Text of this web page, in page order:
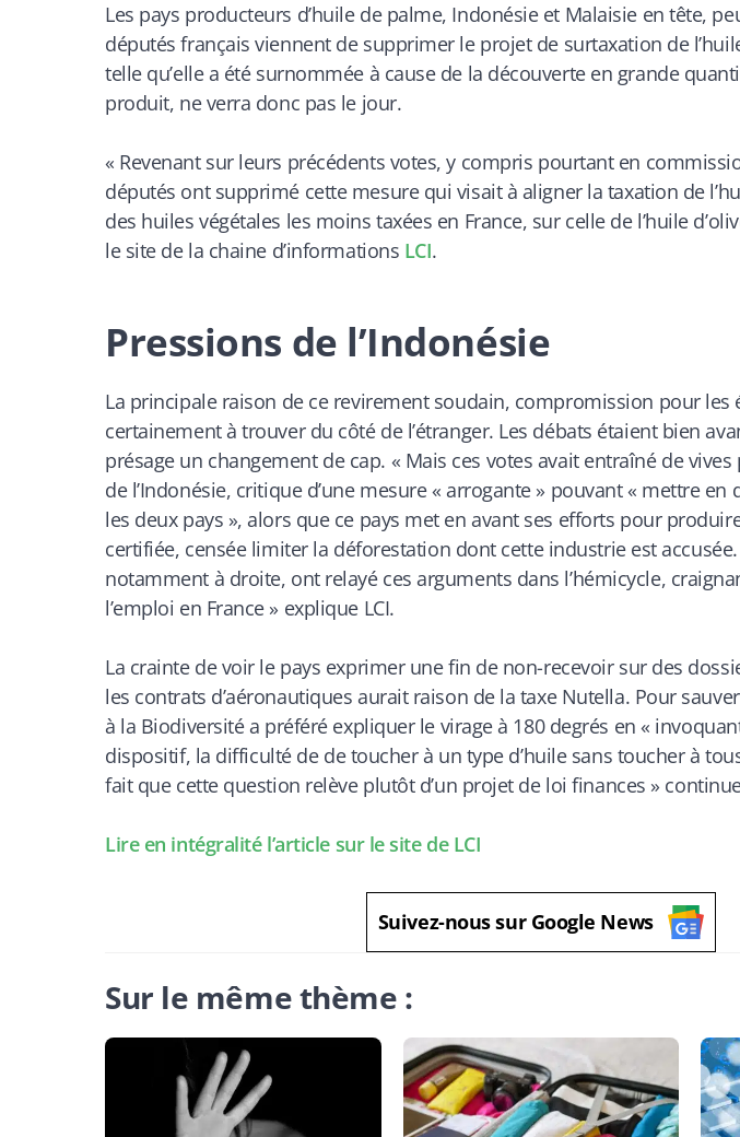
Les pays producteurs d’huile de palme, Indonésie et Malaisie en tête,
députés français viennent de supprimer le projet de surtaxation de
telle qu’elle a été surnommée à cause de la découverte en grande
produit, ne verra donc pas le jour.
« Revenant sur leurs précédents votes, y compris pourtant en
députés ont supprimé cette mesure qui visait à aligner la taxation de
des huiles végétales les moins taxées en France, sur celle de l’huile
le site de la chaine d’informations LCI.
Pressions de l’Indonésie
La principale raison de ce revirement soudain, compromission pour les
certainement à trouver du côté de l’étranger. Les débats étaient bien
présage un changement de cap. « Mais ces votes avait entraîné de
de l’Indonésie, critique d’une mesure « arrogante » pouvant « mettre
les deux pays », alors que ce pays met en avant ses efforts pour
certifiée, censée limiter la déforestation dont cette industrie est
notamment à droite, ont relayé ces arguments dans l’hémicycle,
l’emploi en France» explique LCI.
La crainte de voir le pays exprimer une fin de non-recevoir sur des
les contrats d’aéronautiques aurait raison de la taxe Nutella. Pour
à la Biodiversité a préféré expliquer le virage à 180 degrés en «
dispositif, la difficulté de de toucher à un type d’huile sans toucher à
fait que cette question relève plutôt d’un projet de loi finances »
Lire en intégralité l’article sur le site de LCI
Suivez-nous sur Google News
Sur le même thème :